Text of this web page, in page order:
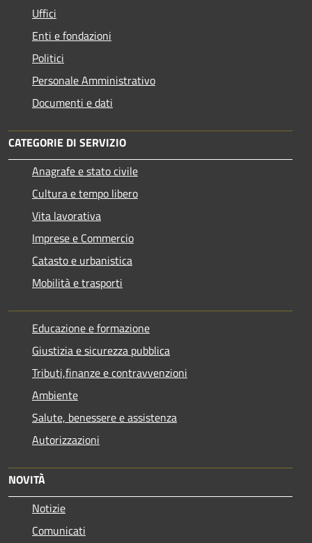
Uffici
Enti e fondazioni
Politici
Personale Amministrativo
Documenti e dati
CATEGORIE DI SERVIZIO
Anagrafe e stato civile
Cultura e tempo libero
Vita lavorativa
Imprese e Commercio
Catasto e urbanistica
Mobilità e trasporti
Educazione e formazione
Giustizia e sicurezza pubblica
Tributi,finanze e contravvenzioni
Ambiente
Salute, benessere e assistenza
Autorizzazioni
NOVITÀ
Notizie
Comunicati